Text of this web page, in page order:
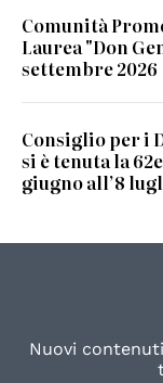
Comunità
Laurea "Don
settembre 2026
Consiglio per i
si è tenuta la
giugno all’8
Nuovi